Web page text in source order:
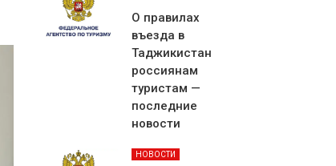
О правилах
въезда в
Таджикистан
россиянам
туристам —
последние
новости
НОВОСТИ